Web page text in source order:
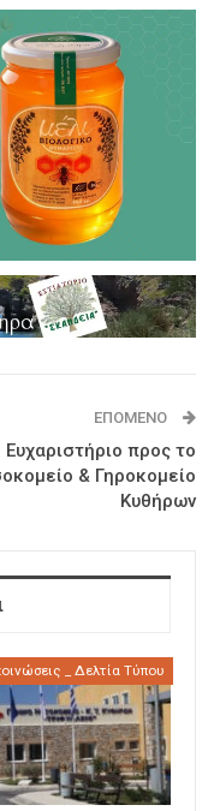
ΕΠΌΜΕΝΟ
Ευχαριστήριο προς το
& Γηροκομείο
Κυθήρων
_ Δελτία Τύπου